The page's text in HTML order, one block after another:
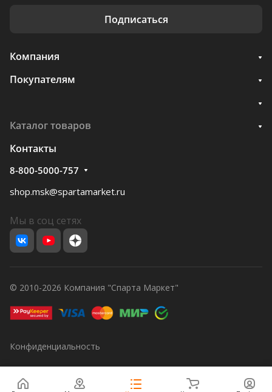
Подписаться
Компания
Покупателям
Каталог товаров
Контакты
8-800-5000-757
shop.msk@spartamarket.ru
Мы в соц сетях
© 2010-2026 Компания "Спарта Маркет"
Конфиденциальность